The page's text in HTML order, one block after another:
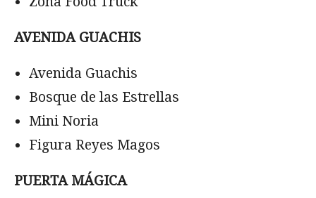
AVENIDA GUACHIS
Avenida Guachis
Bosque de las Estrellas
Mini Noria
Figura Reyes Magos
PUERTA MÁGICA